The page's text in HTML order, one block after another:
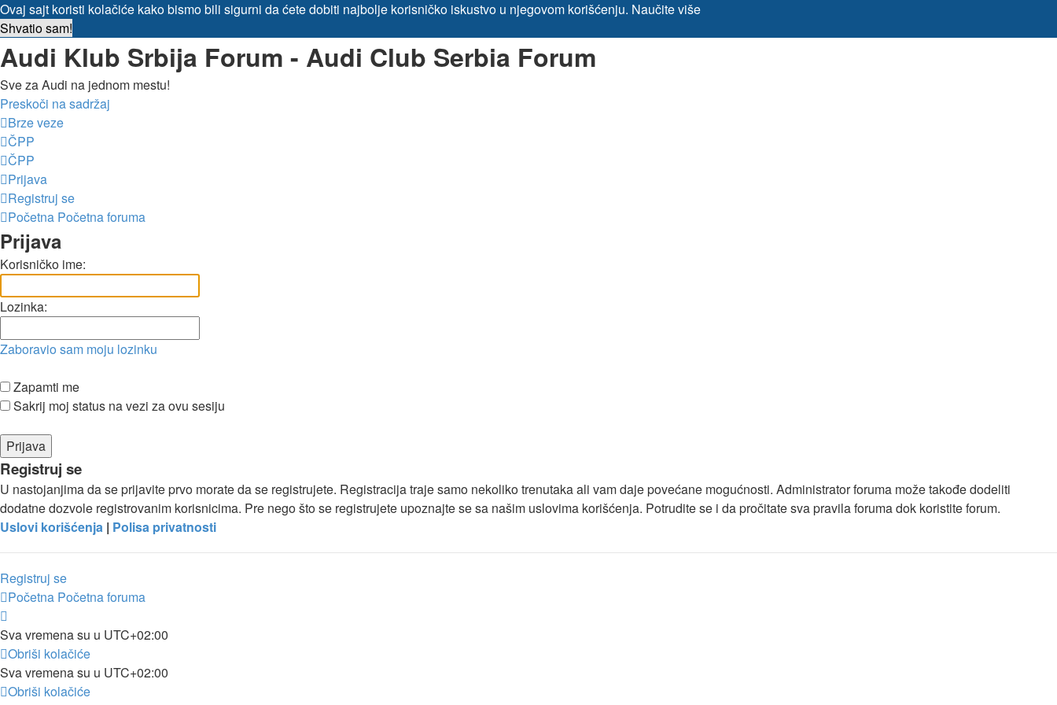
Ovaj sajt koristi kolačiće kako bismo bili sigurni da ćete dobiti najbolje korisničko iskustvo u njegovom korišćenju. Naučite više
Shvatio sam!
Audi Klub Srbija Forum - Audi Club Serbia Forum
Sve za Audi na jednom mestu!
Preskoči na sadržaj
Brze veze
ČPP
ČPP
Prijava
Registruj se
Početna Početna foruma
Prijava
Korisničko ime:
Lozinka:
Zaboravio sam moju lozinku
Zapamti me
Sakrij moj status na vezi za ovu sesiju
Registruj se
U nastojanjima da se prijavite prvo morate da se registrujete. Registracija traje samo nekoliko trenutaka ali vam daje povećane mogućnosti. Administrator foruma može takođe dodeliti
dodatne dozvole registrovanim korisnicima. Pre nego što se registrujete upoznajte se sa našim uslovima korišćenja. Potrudite se i da pročitate sva pravila foruma dok koristite forum.
Uslovi korišćenja | Polisa privatnosti
Registruj se
Početna Početna foruma
Sva vremena su u UTC+02:00
Obriši kolačiće
Sva vremena su u UTC+02:00
Obriši kolačiće